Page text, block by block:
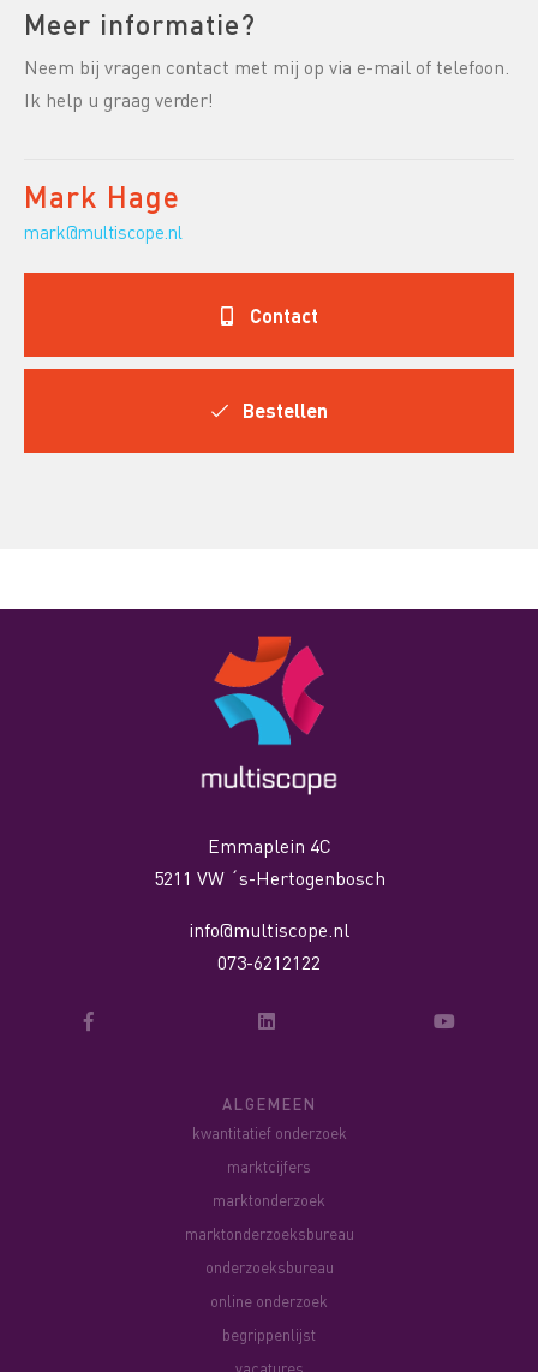
Meer informatie?
Neem bij vragen contact met mij op via e-mail of telefoon.
Ik help u graag verder!
Mark Hage
mark@multiscope.nl
Contact
Bestellen
Emmaplein 4C
5211 VW ´s-Hertogenbosch
info@multiscope.nl
073-6212122
ALGEMEEN
kwantitatief onderzoek
marktcijfers
marktonderzoek
marktonderzoeksbureau
onderzoeksbureau
online onderzoek
begrippenlijst
vacatures